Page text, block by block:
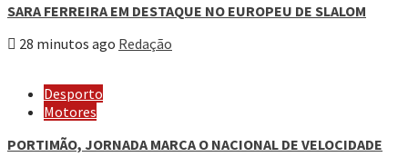
SARA FERREIRA EM DESTAQUE NO EUROPEU DE SLALOM
28 minutos ago Redação
Desporto
Motores
PORTIMÃO, JORNADA MARCA O NACIONAL DE VELOCIDADE